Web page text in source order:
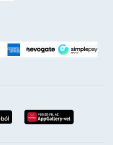
play-röl
letöltés az app-store-ból
letöltés